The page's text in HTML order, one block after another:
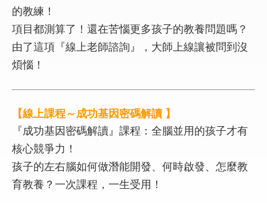
的教練！
項目都測算了！還在苦惱更多孩子的教養問題嗎？
由了這項『線上老師諮詢』，大師上線讓被問到沒
煩惱！
【線上課程～成功基因密碼解讀 】
『成功基因密碼解讀』課程：全腦並用的孩子才有
核心競爭力！
孩子的左右腦如何做潛能開發、何時啟發、怎麼教
育教養？一次課程，一生受用！